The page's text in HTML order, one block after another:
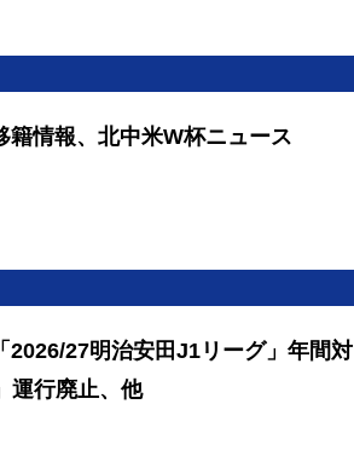
情報、北中米W杯ニュース
27明治安田J1リーグ」年間対
運行廃止、他